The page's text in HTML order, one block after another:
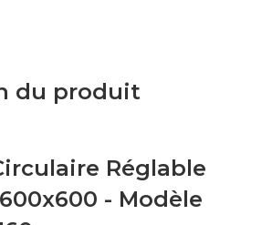
du produit
Réglable
- Modèle